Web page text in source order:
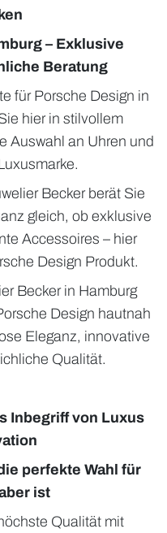
– Exklusive
Beratung
für Porsche Design in
hier in stilvollem
Auswahl an Uhren und
Becker berät Sie
gleich, ob exklusive
Accessoires – hier
Design Produkt.
Becker in Hamburg
Design hautnah
Eleganz, innovative
Qualität.
Inbegriff von Luxus
perfekte Wahl für
ist
Qualität mit